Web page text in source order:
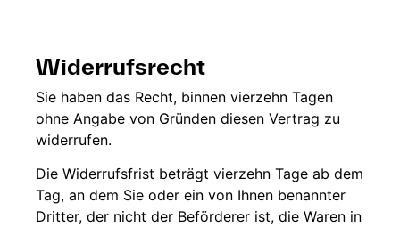
Widerrufsrecht
Sie haben das Recht, binnen vierzehn Tagen
ohne Angabe von Gründen diesen Vertrag zu
widerrufen.
Die Widerrufsfrist beträgt vierzehn Tage ab dem
Tag, an dem Sie oder ein von Ihnen benannter
Dritter, der nicht der Beförderer ist, die Waren in